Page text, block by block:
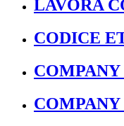
LAVORA
CODICE